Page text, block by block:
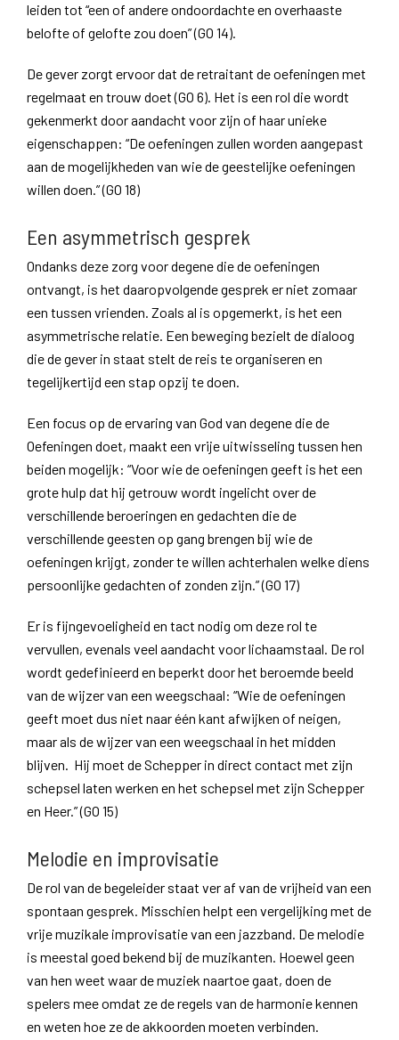
leiden tot “een of andere ondoordachte en overhaaste
belofte of gelofte zou doen” (GO 14).
De gever zorgt ervoor dat de retraitant de oefeningen met
regelmaat en trouw doet (GO 6). Het is een rol die wordt
gekenmerkt door aandacht voor zijn of haar unieke
eigenschappen: “De oefeningen zullen worden aangepast
aan de mogelijkheden van wie de geestelijke oefeningen
willen doen.” (GO 18)
Een asymmetrisch gesprek
Ondanks deze zorg voor degene die de oefeningen
ontvangt, is het daaropvolgende gesprek er niet zomaar
een tussen vrienden. Zoals al is opgemerkt, is het een
asymmetrische relatie. Een beweging bezielt de dialoog
die de gever in staat stelt de reis te organiseren en
tegelijkertijd een stap opzij te doen.
Een focus op de ervaring van God van degene die de
Oefeningen doet, maakt een vrije uitwisseling tussen hen
beiden mogelijk: “Voor wie de oefeningen geeft is het een
grote hulp dat hij getrouw wordt ingelicht over de
verschillende beroeringen en gedachten die de
verschillende geesten op gang brengen bij wie de
oefeningen krijgt, zonder te willen achterhalen welke diens
persoonlijke gedachten of zonden zijn.” (GO 17)
Er is fijngevoeligheid en tact nodig om deze rol te
vervullen, evenals veel aandacht voor lichaamstaal. De rol
wordt gedefinieerd en beperkt door het beroemde beeld
van de wijzer van een weegschaal: “Wie de oefeningen
geeft moet dus niet naar één kant afwijken of neigen,
maar als de wijzer van een weegschaal in het midden
blijven. Hij moet de Schepper in direct contact met zijn
schepsel laten werken en het schepsel met zijn Schepper
en Heer.” (GO 15)
Melodie en improvisatie
De rol van de begeleider staat ver af van de vrijheid van een
spontaan gesprek. Misschien helpt een vergelijking met de
vrije muzikale improvisatie van een jazzband. De melodie
is meestal goed bekend bij de muzikanten. Hoewel geen
van hen weet waar de muziek naartoe gaat, doen de
spelers mee omdat ze de regels van de harmonie kennen
en weten hoe ze de akkoorden moeten verbinden.